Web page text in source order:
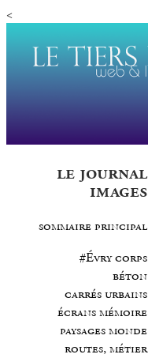
<
le journal
images
sommaire principal
#Évry corps
béton
carrés urbains
écrans mémoire
paysages monde
routes, métier